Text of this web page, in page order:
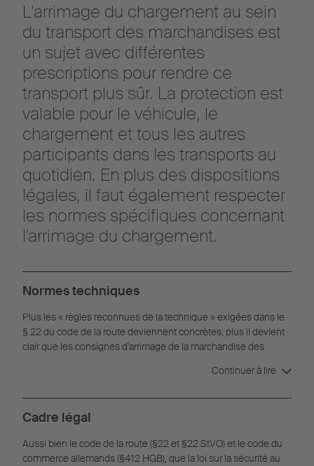
L'arrimage du chargement au sein
du transport des marchandises est
un sujet avec différentes
prescriptions pour rendre ce
transport plus sûr. La protection est
valable pour le véhicule, le
chargement et tous les autres
participants dans les transports au
quotidien. En plus des dispositions
légales, il faut également respecter
les normes spécifiques concernant
l'arrimage du chargement.
Normes techniques
Plus les « règles reconnues de la technique » exigées dans le
§ 22 du code de la route deviennent concrètes, plus il devient
clair que les consignes d'arrimage de la marchandise des
complètent. C'est pourquoi il est possible de se procurer des
DIN EN 12642 Code XL.
Continuer à lire
Cadre légal
Aussi bien le code de la route (§22 et §22 StVO) et le code du
commerce allemands (§412 HGB), que la loi sur la sécurité au